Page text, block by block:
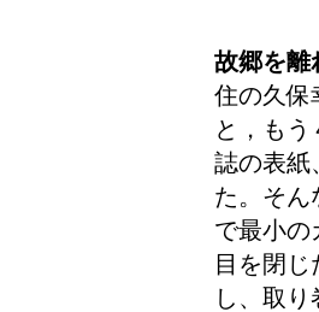
故郷を離
住の久保
と，も
誌の表紙
た。そん
で最小の
目を閉
し、取